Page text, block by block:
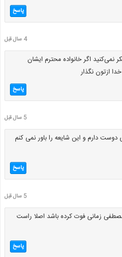
پاسخ
4 سال قبل
نمی‌کنید اگر خانواده محترم ایشان
ازتون نگذار
پاسخ
5 سال قبل
دارم و این شایعه را باور نمی کنم
پاسخ
5 سال قبل
زمانی فوت کرده باشد اصلا راست
پاسخ